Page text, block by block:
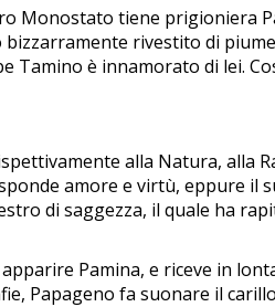
Monostato tiene prigioniera
rivestito di
è innamorato di lei.
alla Natura, alla
amore e virtù, eppure
di saggezza, il quale ha
Pamina, e riceve in
Papageno fa suonare il